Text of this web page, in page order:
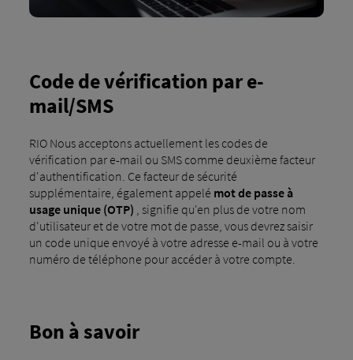
Code de vérification par e-
mail/SMS
RIO Nous acceptons actuellement les codes de
vérification par e-mail ou SMS comme deuxième facteur
d'authentification. Ce facteur de sécurité
supplémentaire, également appelé mot de passe à
usage unique (OTP) , signifie qu'en plus de votre nom
d'utilisateur et de votre mot de passe, vous devrez saisir
un code unique envoyé à votre adresse e-mail ou à votre
numéro de téléphone pour accéder à votre compte.
Bon à savoir